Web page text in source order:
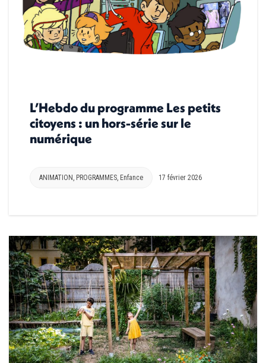
L’Hebdo du programme Les petits
citoyens : un hors-série sur le
numérique
ANIMATION PROGRAMMES Enfance 17 février 2026